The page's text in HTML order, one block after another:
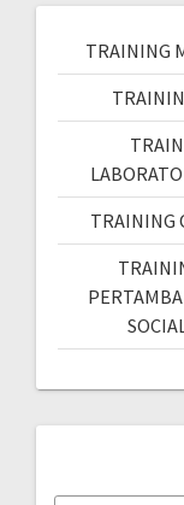
TRAINING
TRAINING